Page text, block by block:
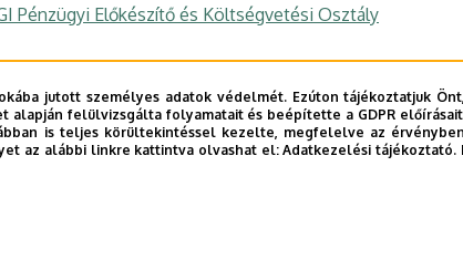
Pénzügyi Előkészítő és Költségvetési Osztály
/ 411
Orbán Balázs tér 1.
jutott személyes adatok védelmét. Ezúton tájékoztatjuk
alapján felülvizsgálta folyamatait és beépítette a GDPR
is teljes körültekintéssel kezelte, megfelelve az
az alábbi linkre kattintva olvashat el:Adatkezelési tájékoztató.